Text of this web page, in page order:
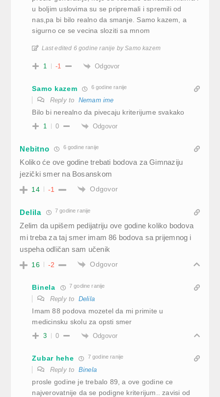
u boljim uslovima su se pripremali i spremili od
nas,pa bi bilo realno da smanje. Samo kazem, a
sigurno ce se vecina sloziti sa mnom
Last edited 6 godine ranije by Samo kazem
1 -1 Odgovor
Samo kazem 6 godine ranije
Reply to Nemam ime
Bilo bi nerealno da pivecaju kriterijume svakako
1 0 Odgovor
Nebitno 6 godine ranije
Koliko će ove godine trebati bodova za Gimnaziju
jezički smer na Bosanskom
14 -1 Odgovor
Delila 7 godine ranije
Zelim da upišem pedijatriju ove godine koliko bodova
mi treba za taj smer imam 86 bodova sa prijemnog i
uspeha odličan sam učenik
16 -2 Odgovor
Binela 7 godine ranije
Reply to Delila
Imam 88 podova mozetel da mi primite u
medicinsku skolu za opsti smer
3 0 Odgovor
Zubar hehe 7 godine ranije
Reply to Binela
prosle godine je trebalo 89, a ove godine ce
najverovatnije da se podigne kriterijum.. zavisi od